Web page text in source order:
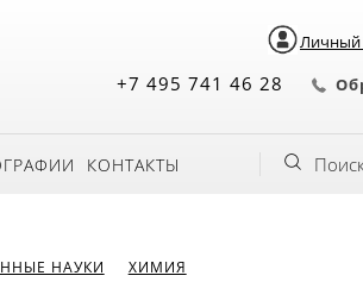
Личный
+7 495 741 46 28
КОНТАКТЫ
НАУКИ ХИМИЯ